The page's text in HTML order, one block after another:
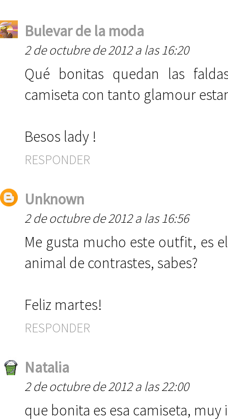
Bulevar de la moda
2 de octubre de 2012 a las 16:20
Qué bonitas quedan las
camiseta con tanto glamour
Besos lady !
RESPONDER
Unknown
2 de octubre de 2012 a las 16:56
Me gusta mucho este outfit, es
animal de contrastes, sabes?
Feliz martes!
RESPONDER
Natalia
2 de octubre de 2012 a las 22:00
que bonita es esa camiseta, muy